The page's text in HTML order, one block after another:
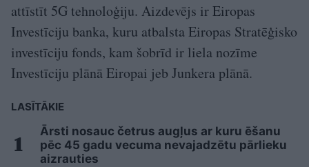
attīstīt 5G tehnoloģiju. Aizdevējs ir Eiropas
Investīciju banka, kuru atbalsta Eiropas Stratēģisko
investīciju fonds, kam šobrīd ir liela nozīme
Investīciju plānā Eiropai jeb Junkera plānā.
LASĪTĀKIE
Ārsti nosauc četrus augļus ar kuru ēšanu
pēc 45 gadu vecuma nevajadzētu pārlieku
aizrauties